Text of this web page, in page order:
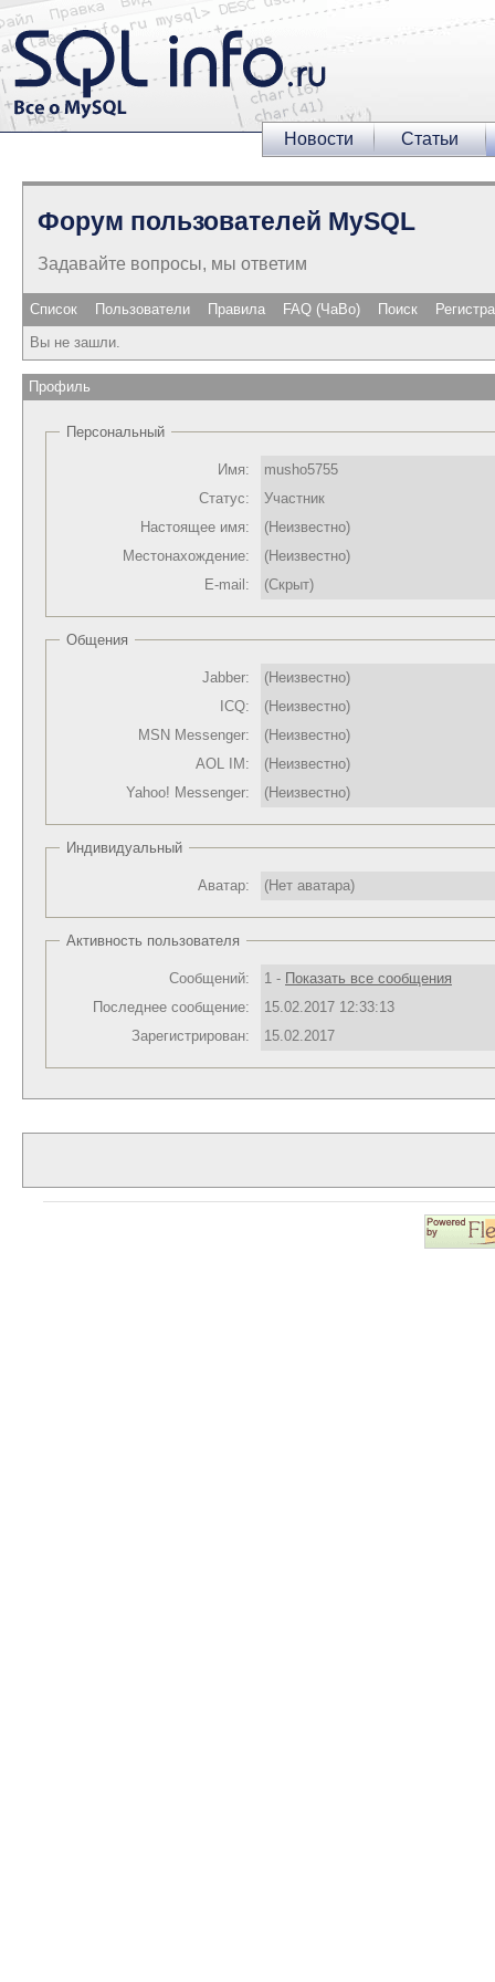
Новости Статьи
Форум пользователей MySQL
Задавайте вопросы, мы ответим
Список Пользователи Правила FAQ (ЧаВо) Поиск
Вы не зашли.
Профиль
Персональный
Имя:
musho5755
Статус:
Участник
Настоящее имя:
(Неизвестно)
Местонахождение:
(Неизвестно)
E-mail:
(Скрыт)
Общения
Jabber:
(Неизвестно)
ICQ:
(Неизвестно)
MSN Messenger:
(Неизвестно)
AOL IM:
(Неизвестно)
Yahoo! Messenger:
(Неизвестно)
Индивидуальный
Аватар: (Нет аватара)
Активность пользователя
Сообщений: 1 - Показать все сообщения
Последнее сообщение:
15.02.2017 12:33:13
Зарегистрирован:
15.02.2017